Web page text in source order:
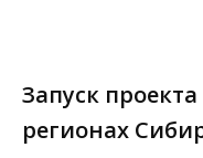
Запуск
регионах